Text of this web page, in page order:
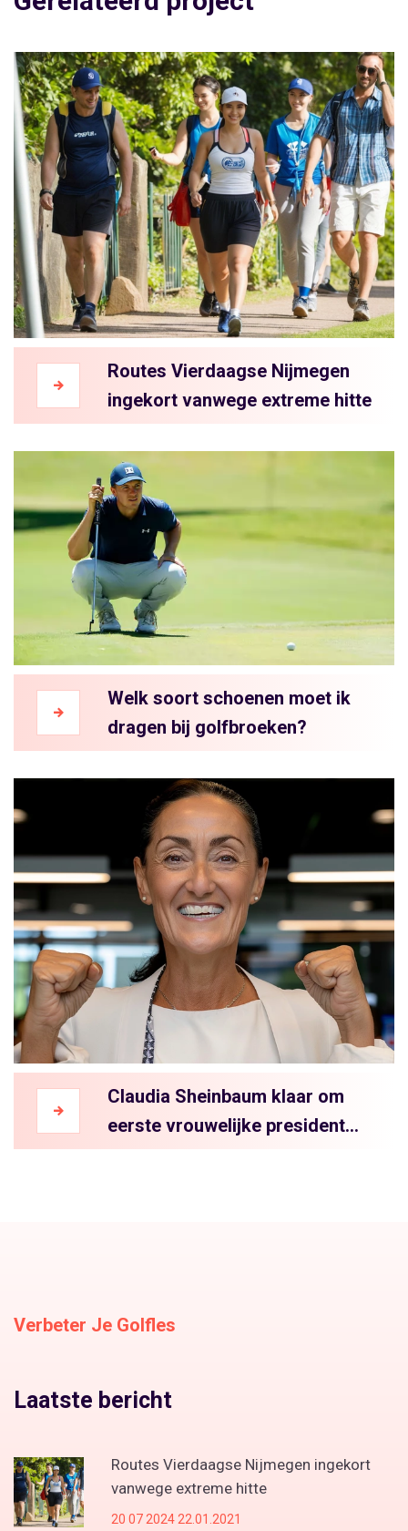
Routes Vierdaagse Nijmegen
ingekort vanwege extreme hitte
Welk soort schoenen moet ik
dragen bij golfbroeken?
Claudia Sheinbaum klaar om
eerste vrouwelijke president
van Mexico te worden
Verbeter Je Golfles
Laatste bericht
Routes Vierdaagse Nijmegen ingekort
vanwege extreme hitte
20 07 2024 22.01.2021